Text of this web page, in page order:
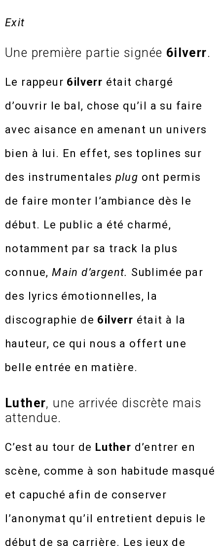
Exit
Une première partie signée 6ilverr.
Le rappeur 6ilverr était chargé
d’ouvrir le bal, chose qu’il a su faire
avec aisance en amenant un univers
bien à lui. En effet, ses toplines sur
des instrumentales plug ont permis
de faire monter l’ambiance dès le
début. Le public a été charmé,
notamment par sa track la plus
connue,Main d’argent. Sublimée par
des lyrics émotionnelles, la
discographie de 6ilverr était à la
hauteur, ce qui nous a offert une
belle entrée en matière.
Luther, une arrivée discrète mais
attendue.
C’est au tour de Luther d’entrer en
scène, comme à son habitude masqué
et capuché afin de conserver
l’anonymat qu’il entretient depuis le
début de sa carrière. Les jeux de